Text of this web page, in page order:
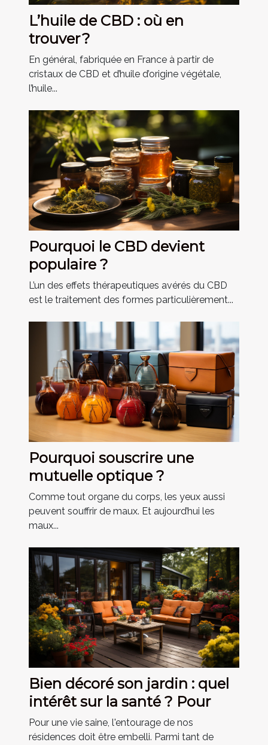
L’huile de CBD : où en
trouver ?
En général, fabriquée en France à partir de
cristaux de CBD et d’huile d’origine végétale,
l’huile...
Pourquoi le CBD devient
populaire ?
L’un des effets thérapeutiques avérés du CBD
est le traitement des formes particulièrement...
Pourquoi souscrire une
mutuelle optique ?
Comme tout organe du corps, les yeux aussi
peuvent souffrir de maux. Et aujourd’hui les
maux...
Bien décoré son jardin : quel
intérêt sur la santé ? Pour
Pour une vie saine, l'entourage de nos
résidences doit être embelli. Parmi tant de